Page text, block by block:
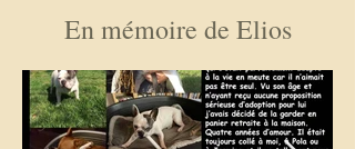
En mémoire de Elios